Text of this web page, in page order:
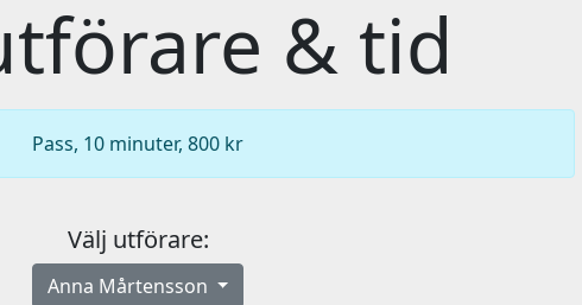
& tid
Pass, 10 minuter, 800 kr
Välj utförare:
Anna Mårtensson